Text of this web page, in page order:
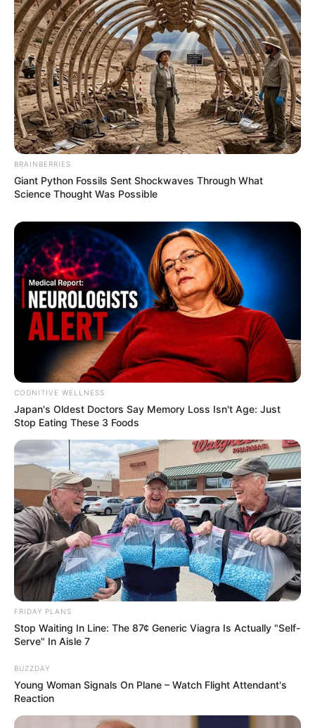
BRAINBERRIES
Giant Python Fossils Sent Shockwaves Through What
Science Thought Was Possible
COGNITIVE WELLNESS
Japan's Oldest Doctors Say Me​mory Lo​ss Isn't Age: Just
Stop Eating These 3 Foods
FRIDAY PLANS
Stop Waiting In Line: The 87¢ Generic Viagra Is Actually "Self-
Serve" In Aisle 7
BUZZDAY
Young Woman Signals On Plane – Watch Flight Attendant's
Reaction